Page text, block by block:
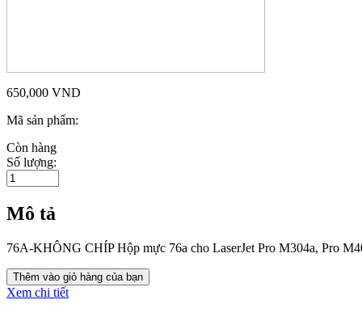
650,000 VND
Mã sản phẩm:
Còn hàng
Số lượng:
Mô tả
76A-KHÔNG CHÍP Hộp mực 76a cho LaserJet Pro M304a, Pro
Xem chi tiết